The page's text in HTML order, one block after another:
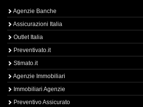
Agenzie Banche
Assicurazioni Italia
Outlet Italia
Preventivato.it
Stimato.it
Agenzie Immobiliari
Immobiliari Agenzie
Preventivo Assicurato